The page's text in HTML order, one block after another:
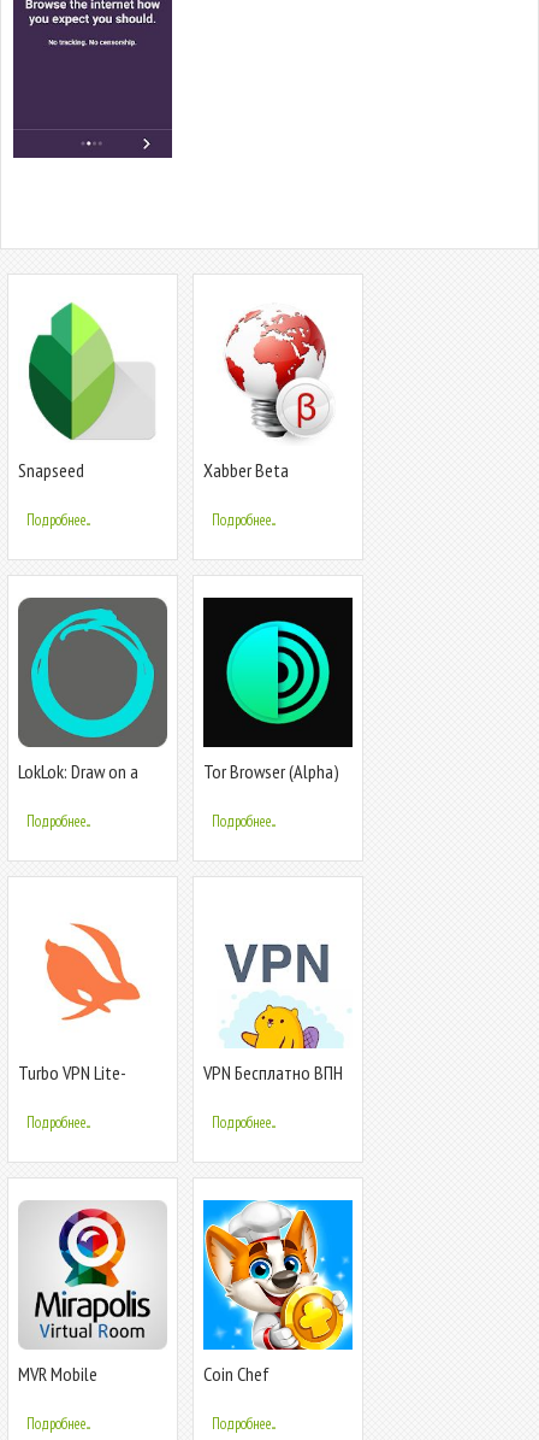
Snapseed
Подробнее...
Xabber Beta
Подробнее...
LokLok: Draw on a
Подробнее...
Tor Browser (Alpha)
Подробнее...
Turbo VPN Lite-
быстрый VPN прокси
Подробнее...
VPN Бесплатно ВПН
Подробнее...
MVR Mobile
Подробнее...
Coin Chef
Подробнее...